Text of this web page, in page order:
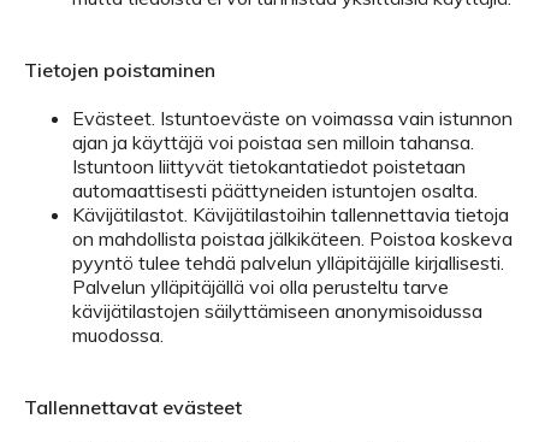
Tietojen poistaminen
Evästeet. Istuntoeväste on voimassa vain istunnon
ajan ja käyttäjä voi poistaa sen milloin tahansa.
Istuntoon liittyvät tietokantatiedot poistetaan
automaattisesti päättyneiden istuntojen osalta.
Kävijätilastot. Kävijätilastoihin tallennettavia tietoja
on mahdollista poistaa jälkikäteen. Poistoa koskeva
pyyntö tulee tehdä palvelun ylläpitäjälle kirjallisesti.
Palvelun ylläpitäjällä voi olla perusteltu tarve
kävijätilastojen säilyttämiseen anonymisoidussa
muodossa.
Tallennettavat evästeet